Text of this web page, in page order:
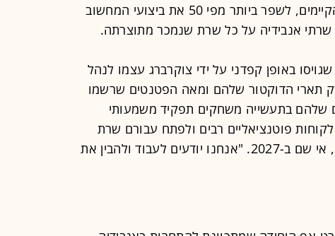
לזיכרון עד פי אלף ביחס לפתרונות הקיימים, לשפר ביותר מפי 50 את ביצועי המחשוב
באופן קפדני על ידי צוקרברג עצמו לנהל
תארי הדוקטור שלהם ומאה הפטנטים שרשמו
בתעשייה משחקים תפקיד משמעותי
פוטנציאליים רבים ולפתח עבורם שרת
שיושק כבר לצרכים העתידיים שלהם, אי שם ב-2027. "אנחנו יודעים לעבוד ולהבין את